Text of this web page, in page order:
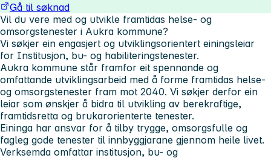
Gå til søknad
Vil du vere med og utvikle framtidas helse- og
omsorgstenester i Aukra kommune?
Vi søkjer ein engasjert og utviklingsorientert einingsleiar
for Institusjon, bu- og habiliteringstenester.
Aukra kommune står framfor eit spennande og
omfattande utviklingsarbeid med å forme framtidas helse-
og omsorgstenester fram mot 2040. Vi søkjer derfor ein
leiar som ønskjer å bidra til utvikling av berekraftige,
framtidsretta og brukarorienterte tenester.
Eininga har ansvar for å tilby trygge, omsorgsfulle og
fagleg gode tenester til innbyggjarane gjennom heile livet.
Verksemda omfattar institusjon, bu- og